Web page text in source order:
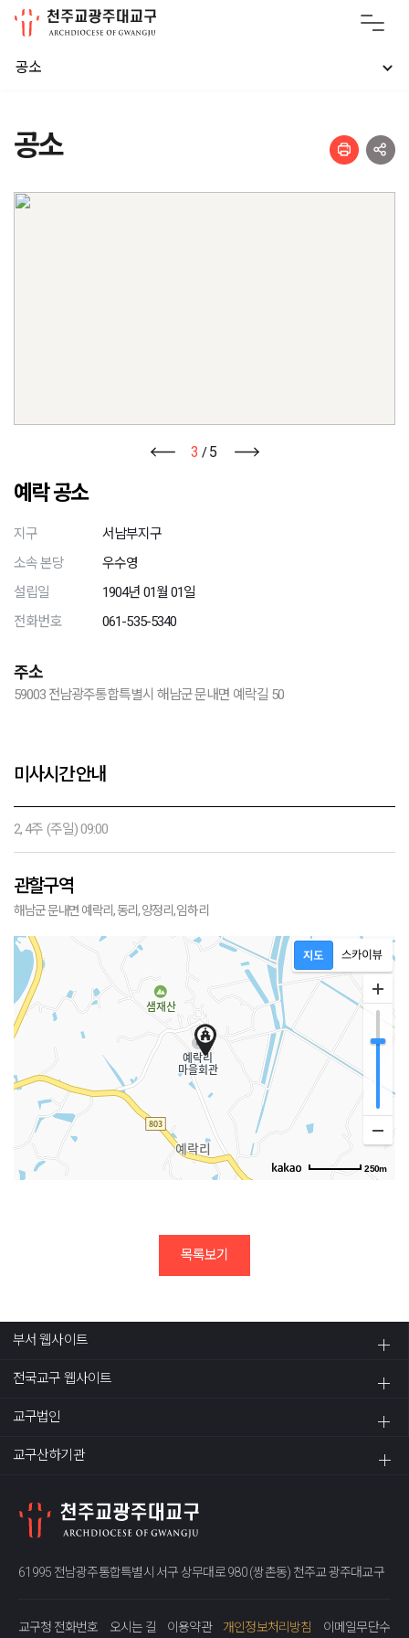
공소
공소
3 /5
예락 공소
지구
서남부지구
소속 본당
우수영
설립일
1904년 01월 01일
전화번호
061-535-5340
주소
59003 전남광주통합특별시 해남군 문내면 예락길 50
미사시간 안내
2, 4주 (주일) 09:00
관할구역
해남군 문내면 예락리, 동리, 양정리, 임하리
250m
목록보기
부서 웹사이트
전국교구 웹사이트
교구법인
교구산하기관
61995 전남광주통합특별시 서구 상무대로 980 (쌍촌동) 천주교 광주대교구
교구청 전화번호 오시는 길 이용약관 개인정보처리방침 이메일무단수